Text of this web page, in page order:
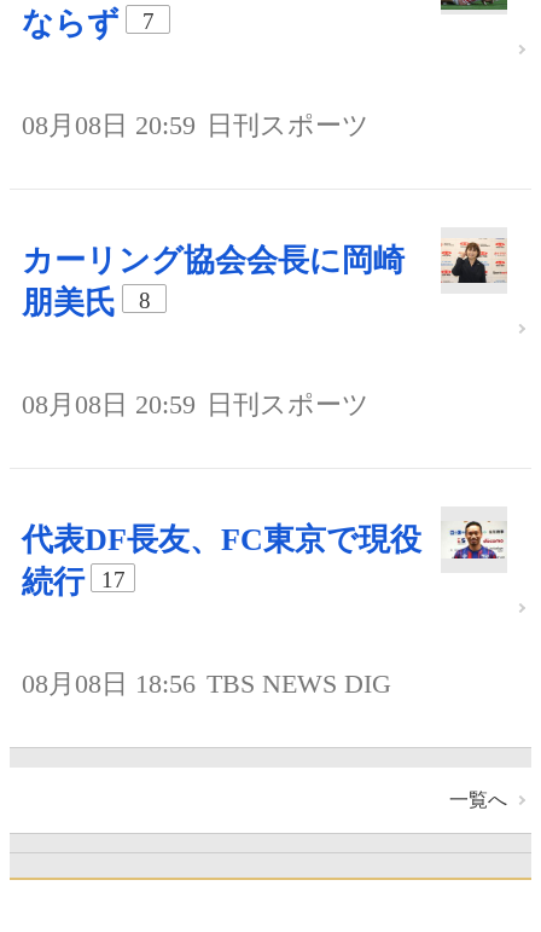
ならず
7
08月08日 20:59 日刊スポーツ
カーリング協会会長に岡崎
朋美氏
8
08月08日 20:59 日刊スポーツ
代表DF長友、FC東京で現役
続行
17
08月08日 18:56 TBS NEWS DIG
一覧へ